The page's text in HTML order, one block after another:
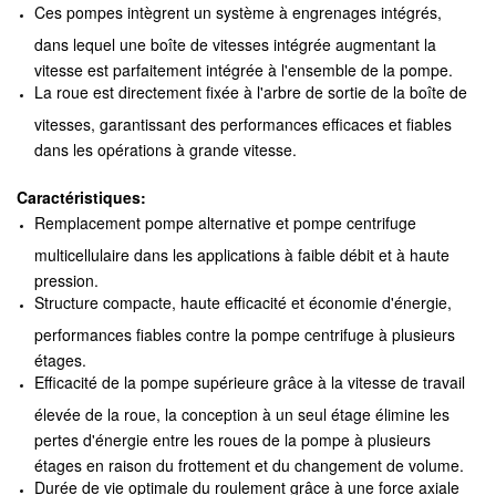
Ces pompes intègrent un système à engrenages intégrés,
dans lequel une boîte de vitesses intégrée augmentant la
vitesse est parfaitement intégrée à l'ensemble de la pompe.
La roue est directement fixée à l'arbre de sortie de la boîte de
vitesses, garantissant des performances efficaces et fiables
dans les opérations à grande vitesse.
Caractéristiques:
Remplacement pompe alternative et pompe centrifuge
multicellulaire dans les applications à faible débit et à haute
pression.
Structure compacte, haute efficacité et économie d'énergie,
performances fiables contre la pompe centrifuge à plusieurs
étages.
Efficacité de la pompe supérieure grâce à la vitesse de travail
élevée de la roue, la conception à un seul étage élimine les
pertes d'énergie entre les roues de la pompe à plusieurs
étages en raison du frottement et du changement de volume.
Durée de vie optimale du roulement grâce à une force axiale